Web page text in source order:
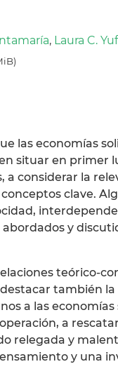
, Laura C.
las economías
situar en primer
a considerar la
clave.
y
teórico-
también
a las
a
relegada y
y una